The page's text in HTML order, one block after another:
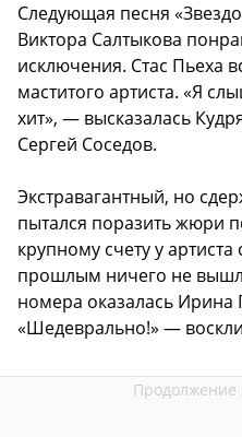
Следующая песня
Виктора Салтыкова
исключения. Стас Пьеха
маститого артиста. «Я
хит», — высказалась
Сергей Соседов.
Экстравагантный, но
пытался поразить жюри
крупному счету у
прошлым ничего не
номера оказалась Ирина
«Шедеврально!» —